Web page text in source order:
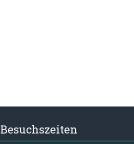
Besuchszeiten